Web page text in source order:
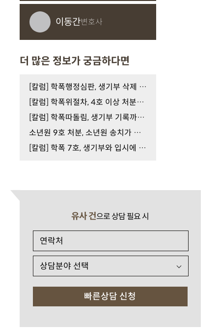
이동간변호사
더 많은 정보가 궁금하다면
[칼럼] 학폭행정심판, 생기부 삭제 가능할까?
[칼럼] 학폭위절차, 4호 이상 처분을 피하려면
[칼럼] 학폭따돌림, 생기부 기록까지 이어질 수 있습…
소년원 9호 처분, 소년원 송치가 결정됐다면
[칼럼] 학폭 7호, 생기부와 입시에 미치는 영향은
유사 건으로 상담 필요 시